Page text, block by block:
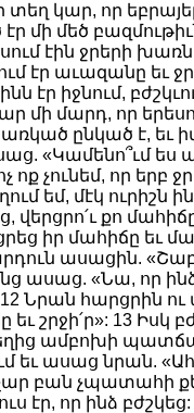
կար, որ
մի մեծ
էին ջրերի
էր աւազանը եւ
էր իջնում,
մի մարդ, որ
ընկած է, եւ
«Կամենո՞ւմ ես
չունեմ, որ երբ
եմ, մէկ ուրիշն
քո
իր մահիճը եւ
ասացին.
ասաց. «Նա, որ
12 Նրան հարցրին
շրջի՛ր»: 13 Իսկ
ամբոխի
եւ ասաց նրան.
չար բան չպատահի
էր, որ ինձ